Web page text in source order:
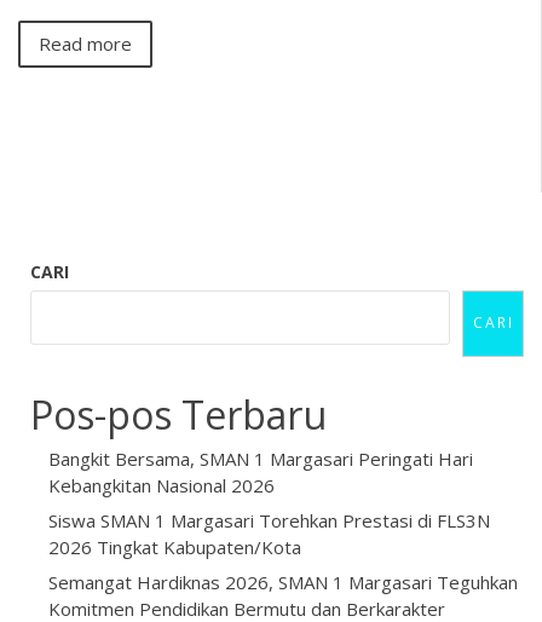
Read more
CARI
CARI
Pos-pos Terbaru
Bangkit Bersama, SMAN 1 Margasari Peringati Hari
Kebangkitan Nasional 2026
Siswa SMAN 1 Margasari Torehkan Prestasi di FLS3N
2026 Tingkat Kabupaten/Kota
Semangat Hardiknas 2026, SMAN 1 Margasari Teguhkan
Komitmen Pendidikan Bermutu dan Berkarakter